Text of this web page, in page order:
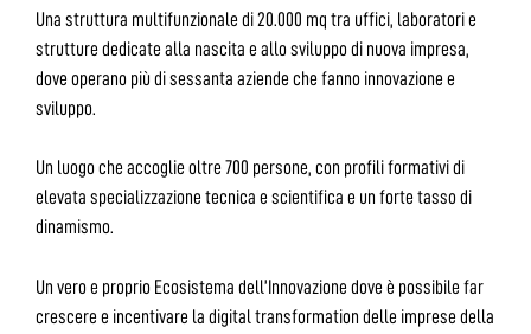
Una struttura multifunzionale di 20.000 mq tra uffici, laboratori e
strutture dedicate alla nascita e allo sviluppo di nuova impresa,
dove operano più di sessanta aziende che fanno innovazione e
sviluppo.
Un luogo che accoglie oltre 700 persone, con profili formativi di
elevata specializzazione tecnica e scientifica e un forte tasso di
dinamismo.
Un vero e proprio Ecosistema dell’Innovazione dove è possibile far
crescere e incentivare la digital transformation delle imprese della